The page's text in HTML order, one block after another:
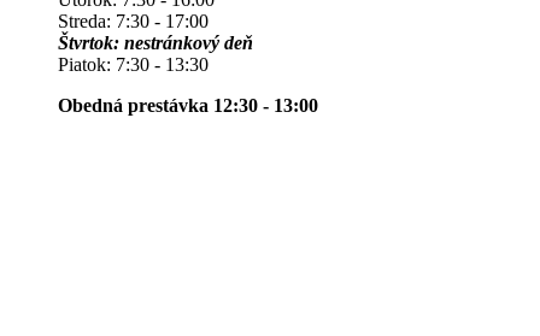
Streda: 7:30 - 17:00
Štvrtok: nestránkový deň
Piatok: 7:30 - 13:30
Obedná prestávka 12:30 - 13:00